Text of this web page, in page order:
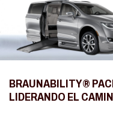
BRAUNABILITY®
LIDERANDO EL